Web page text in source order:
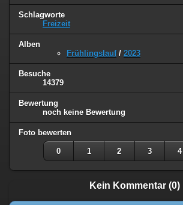
Schlagworte
Freizeit
Alben
Frühlingslauf/ 2023
Besuche
14379
Bewertung
noch keine Bewertung
Foto bewerten
0 1 2 3 4
Kein Kommentar (0)